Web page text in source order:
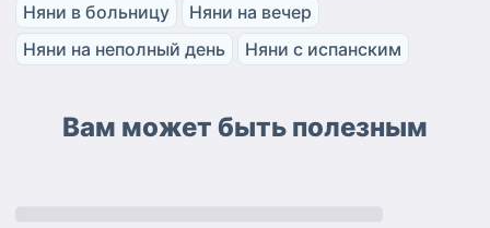
Няни в больницу
Няни на вечер
Няни на неполный день
Няни с испанским
Вам может быть полезным